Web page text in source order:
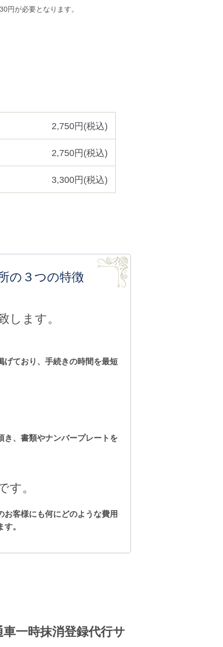
円が必要となります。
2,750円(税込)
2,750円(税込)
3,300円(税込)
の３つの特徴
します。
げており、手続きの時間を最短
き、書類やナンバープレートを
す。
客様にも何にどのような費用
す。
一時抹消登録代行サ